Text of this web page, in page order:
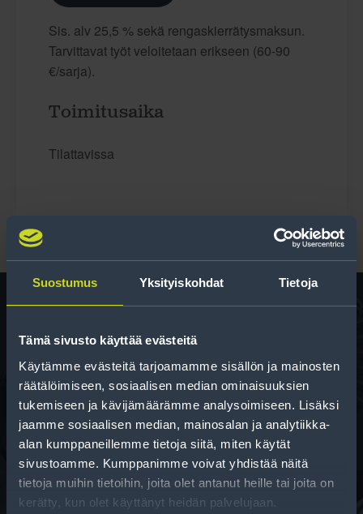
Suostumus Yksityiskohdat Tietoja
Tämä sivusto käyttää evästeitä
Käytämme evästeitä tarjoamamme sisällön ja mainosten
räätälöimiseen, sosiaalisen median ominaisuuksien
tukemiseen ja kävijämäärämme analysoimiseen. Lisäksi
jaamme sosiaalisen median, mainosalan ja analytiikka-
alan kumppaneillemme tietoja siitä, miten käytät
sivustoamme. Kumppanimme voivat yhdistää näitä
tietoja muihin tietoihin, joita olet antanut heille tai joita on
kerätty, kun olet käyttänyt heidän palvelujaan.
Sis. alv 25,5 % sekä rengaskierrätysmaksun.
Tarvittavat työt veloitetaan erikseen (60-90
€/sarja).
Toimitusaika
Tilattavissa
Rengas­laskuri
Auttaa sinua valitsemaan oikean kokoisen renkaan,
kun vaihdat rengaskokoa.